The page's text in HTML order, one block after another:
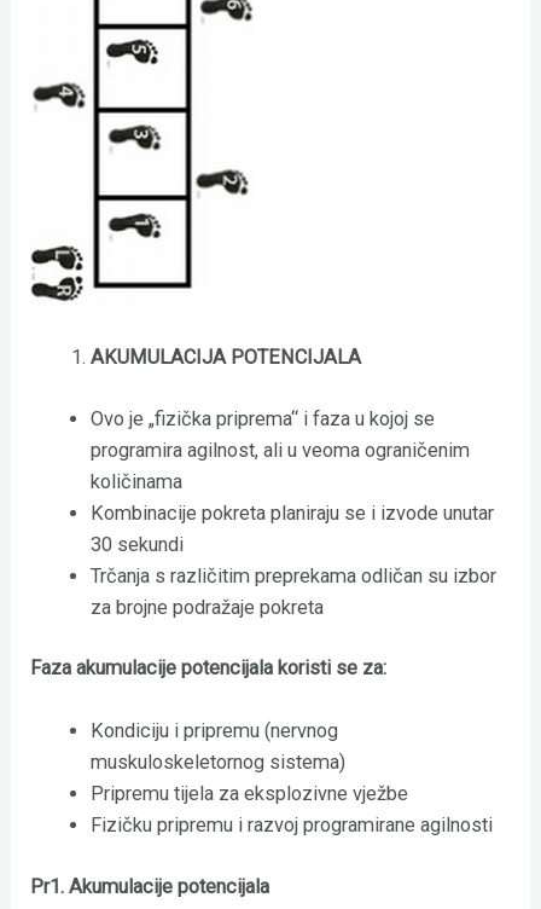
AKUMULACIJA POTENCIJALA
Ovo je „fizička priprema“ i faza u kojoj se
programira agilnost, ali u veoma ograničenim
količinama
Kombinacije pokreta planiraju se i izvode unutar
30 sekundi
Trčanja s različitim preprekama odličan su izbor
za brojne podražaje pokreta
Faza akumulacije potencijala koristi se za:
Kondiciju i pripremu (nervnog
muskuloskeletornog sistema)
Pripremu tijela za eksplozivne vježbe
Fizičku pripremu i razvoj programirane agilnosti
Pr1. Akumulacije potencijala